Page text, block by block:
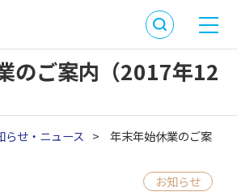
のご案内（2017年12
らせ・ニュース > 年末年始休業のご案
お知らせ